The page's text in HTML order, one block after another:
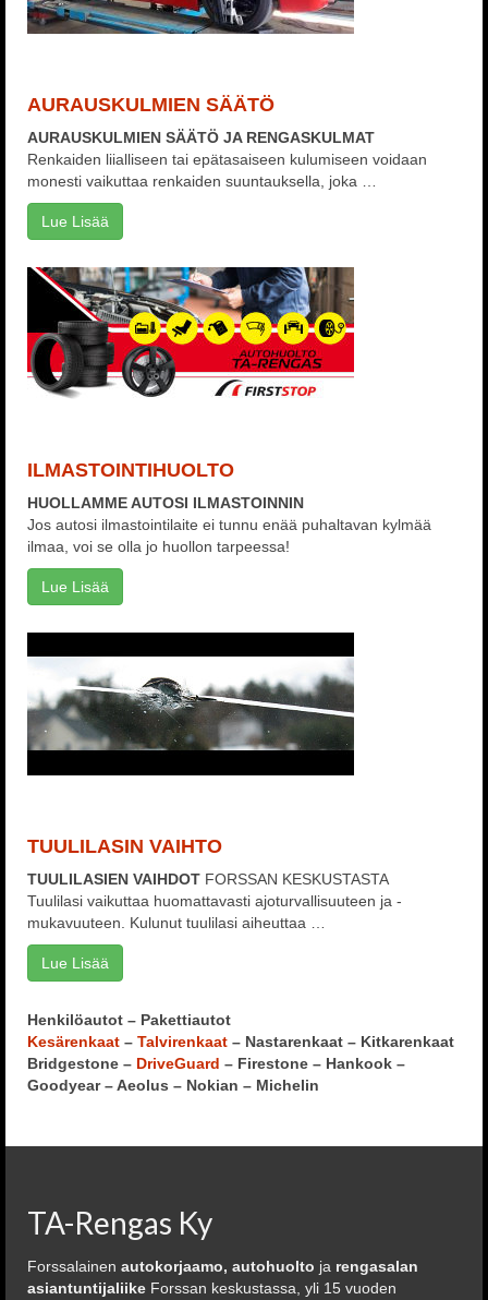
AURAUSKULMIEN SÄÄTÖ
AURAUSKULMIEN SÄÄTÖ JA RENGASKULMAT
Renkaiden liialliseen tai epätasaiseen kulumiseen voidaan
monesti vaikuttaa renkaiden suuntauksella, joka …
Lue Lisää
ILMASTOINTIHUOLTO
HUOLLAMME AUTOSI ILMASTOINNIN
Jos autosi ilmastointilaite ei tunnu enää puhaltavan kylmää
ilmaa, voi se olla jo huollon tarpeessa!
Lue Lisää
TUULILASIN VAIHTO
TUULILASIEN VAIHDOT FORSSAN KESKUSTASTA
Tuulilasi vaikuttaa huomattavasti ajoturvallisuuteen ja -
mukavuuteen. Kulunut tuulilasi aiheuttaa …
Lue Lisää
Henkilöautot – Pakettiautot
Kesärenkaat – Talvirenkaat – Nastarenkaat – Kitkarenkaat
Bridgestone – DriveGuard – Firestone – Hankook –
Goodyear – Aeolus – Nokian – Michelin
TA-Rengas Ky
Forssalainen autokorjaamo, autohuolto ja rengasalan
asiantuntijaliike Forssan keskustassa, yli 15 vuoden